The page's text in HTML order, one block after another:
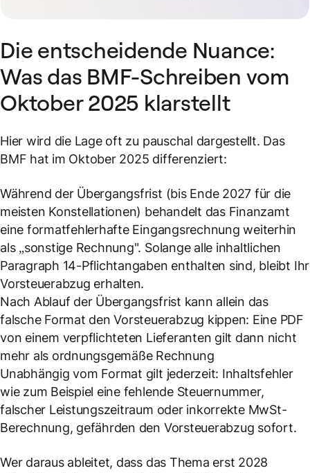
Die entscheidende Nuance:
Was das BMF-Schreiben vom
Oktober 2025 klarstellt
Hier wird die Lage oft zu pauschal dargestellt. Das
BMF hat im Oktober 2025 differenziert:
Während der Übergangsfrist (bis Ende 2027 für die
meisten Konstellationen) behandelt das Finanzamt
eine formatfehlerhafte Eingangsrechnung weiterhin
als „sonstige Rechnung". Solange alle inhaltlichen
Paragraph 14-Pflichtangaben enthalten sind, bleibt Ihr
Vorsteuerabzug erhalten.
Nach Ablauf der Übergangsfrist kann allein das
falsche Format den Vorsteuerabzug kippen: Eine PDF
von einem verpflichteten Lieferanten gilt dann nicht
mehr als ordnungsgemäße Rechnung
Unabhängig vom Format gilt jederzeit: Inhaltsfehler
wie zum Beispiel eine fehlende Steuernummer,
falscher Leistungszeitraum oder inkorrekte MwSt-
Berechnung, gefährden den Vorsteuerabzug sofort.
Wer daraus ableitet, dass das Thema erst 2028